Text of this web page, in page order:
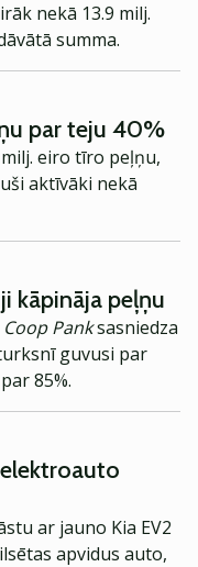
nekā 13.9 milj.
summa.
par teju 40%
eiro tīro peļņu,
aktīvāki nekā
kāpināja peļņu
Coop Panksasniedza
guvusi par
85%.
ar jauno Kia EV2
apvidus auto,